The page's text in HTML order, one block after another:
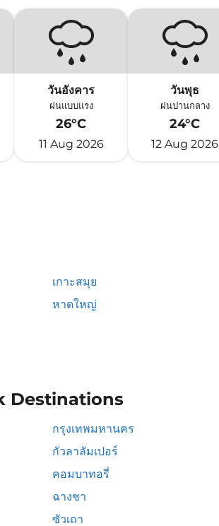
วันอังคาร
ฝนแบบแรง
26°C
11 Aug 2026
วันพุธ
ฝนปานกลาง
24°C
12 Aug 2026
เกาะสมุย
หาดใหญ่
Destinations
กรุงเทพมหานคร
กัวลาลัมเปอร์
คอมบาทอรี่
ฉางชา
ซัวเถา